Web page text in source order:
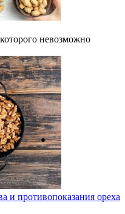
невозможно
и противопоказания ореха